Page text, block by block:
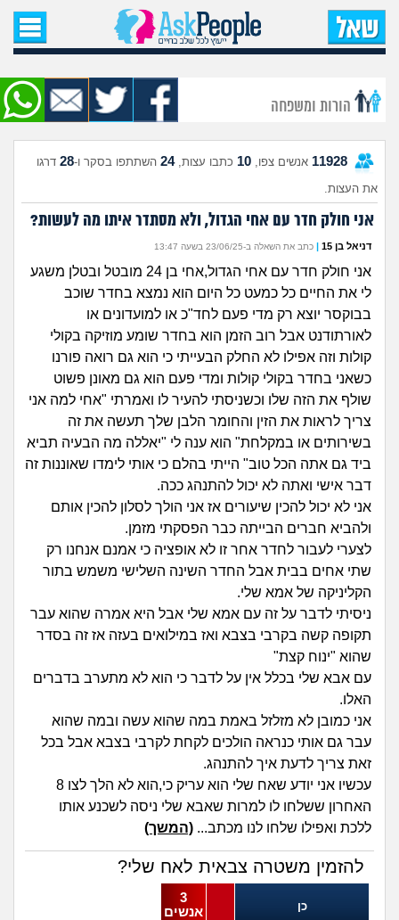
עמוד הבית
שאל שאלה
שאלות חדשות
שאלות שעוררו עניין
עצות חדשות
מה קורה כאן?
מתחם הטיפים
מדורים
זוגיות
היריון ולידה
מתבגרים
מהבקו"ם... ועד מתי?!
לימודים וסטודנטים
עבודה וקריירה
חברים ואנשים
מה שעובר עליי
שומרים על הגוף
חיפוש שאלות
הרשמה | התחברות
הורות ומשפחה
11928 אנשים צפו, 10 כתבו עצות,24 השתתפו בסקר ו-28 דרגו
את העצות.
אני חולק חדר עם אחי הגדול, ולא מסתדר איתו מה לעשות?
דניאל בן 15 | כתב את השאלה ב-23/06/25 בשעה 13:47
אני חולק חדר עם אחי הגדול,אחי בן 24 מובטל ובטלן משגע
לי את החיים כל כמעט כל היום הוא נמצא בחדר שוכב
בבוקסר יוצא רק מדי פעם לחד"כ או למועדונים או
לאורתודנט אבל רוב הזמן הוא בחדר שומע מוזיקה בקולי
קולות וזה אפילו לא החלק הבעייתי כי הוא גם רואה פורנו
כשאני בחדר בקולי קולות ומדי פעם הוא גם מאונן פשוט
שולף את הזה שלו וכשניסתי להעיר לו ואמרתי "אחי למה אני
צריך לראות את הזין והחומר הלבן שלך תעשה את זה
בשירותים או במקלחת" הוא ענה לי "יאללה מה הבעיה תביא
ביד גם אתה הכל טוב" הייתי בהלם כי אותי לימדו שאוננות זה
דבר אישי ואתה לא יכול להתנהג ככה.
אני לא יכול להכין שיעורים אז אני הולך לסלון להכין אותם
ולהביא חברים הבייתה כבר הפסקתי מזמן.
לצערי לעבור לחדר אחר זו לא אופציה כי אמנם אנחנו רק
שתי אחים בבית אבל החדר השינה השלישי משמש בתור
הקליניקה של אמא שלי.
ניסיתי לדבר על זה עם אמא שלי אבל היא אמרה שהוא עבר
תקופה קשה בקרבי בצבא ואז במילואים בעזה אז זה בסדר
שהוא "ינוח קצת"
עם אבא שלי בכלל אין על לדבר כי הוא לא מתערב בדברים
האלו.
אני כמובן לא מזלזל באמת במה שהוא עשה ובמה שהוא
עבר גם אותי כנראה הולכים לקחת לקרבי בצבא אבל בכל
זאת צריך לדעת איך להתנהג.
עכשיו אני יודע שאח שלי הוא עריק כי,הוא לא הלך לצו 8
האחרון ששלחו לו למרות שאבא שלי ניסה לשכנע אותו
ללכת ואפילו שלחו לנו מכתב... (המשך)
להזמין משטרה צבאית לאח שלי?
כן
3
אנשים